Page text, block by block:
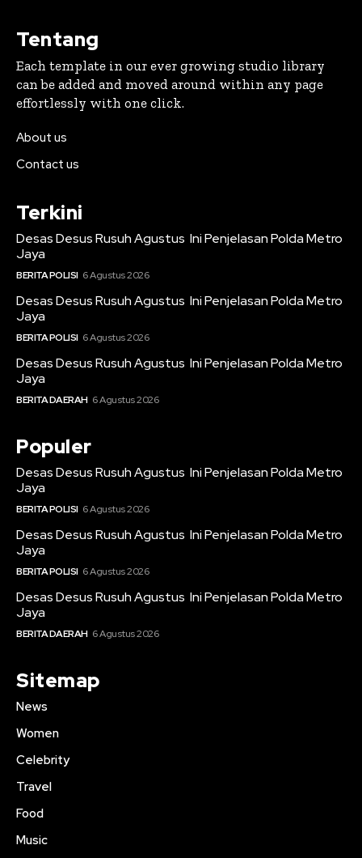
Tentang
Each template in our ever growing studio library
can be added and moved around within any page
effortlessly with one click.
About us
Contact us
Terkini
Desas Desus Rusuh Agustus Ini Penjelasan Polda Metro
Jaya
BERITA POLISI 6 Agustus 2026
Desas Desus Rusuh Agustus Ini Penjelasan Polda Metro
Jaya
BERITA POLISI 6 Agustus 2026
Desas Desus Rusuh Agustus Ini Penjelasan Polda Metro
Jaya
BERITA DAERAH 6 Agustus 2026
Populer
Desas Desus Rusuh Agustus Ini Penjelasan Polda Metro
Jaya
BERITA POLISI 6 Agustus 2026
Desas Desus Rusuh Agustus Ini Penjelasan Polda Metro
Jaya
BERITA POLISI 6 Agustus 2026
Desas Desus Rusuh Agustus Ini Penjelasan Polda Metro
Jaya
BERITA DAERAH 6 Agustus 2026
Sitemap
News
Women
Celebrity
Travel
Food
Music